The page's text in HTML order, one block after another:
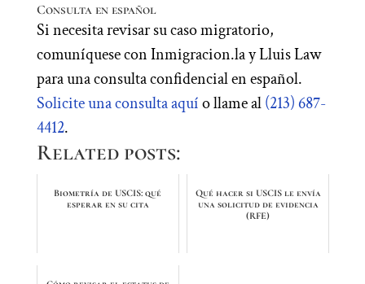
Consulta en español
Si necesita revisar su caso migratorio,
comuníquese con Inmigracion.la y Lluis Law
para una consulta confidencial en español.
Solicite una consulta aquío llame al(213) 687-
4412.
Related posts:
Biometría de USCIS: qué
esperar en su cita
Qué hacer si USCIS le envía
una solicitud de evidencia
(RFE)